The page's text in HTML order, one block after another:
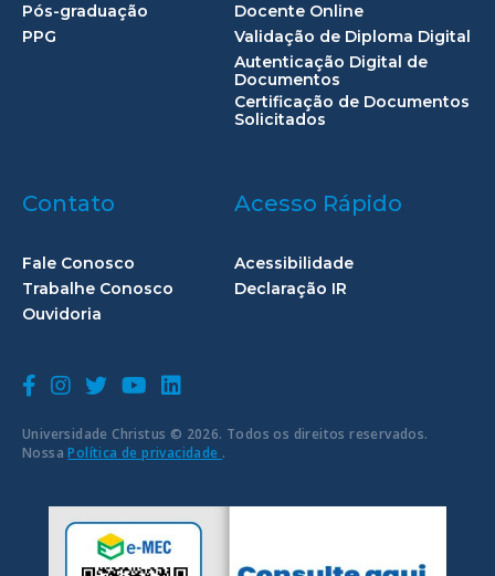
Universidade Christus © 2026. Todos os direitos reservados.
NossaPolítica de privacidade .
Pós-graduação
PPG
Docente Online
Validação de Diploma Digital
Autenticação Digital de
Documentos
Certificação de Documentos
Solicitados
Contato
Fale Conosco
Trabalhe Conosco
Ouvidoria
Acesso Rápido
Acessibilidade
Declaração IR